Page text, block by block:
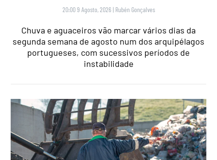
20:00 9 Agosto, 2026 | Rubén Gonçalves
Chuva e aguaceiros vão marcar vários dias da
segunda semana de agosto num dos arquipélagos
portugueses, com sucessivos períodos de
instabilidade